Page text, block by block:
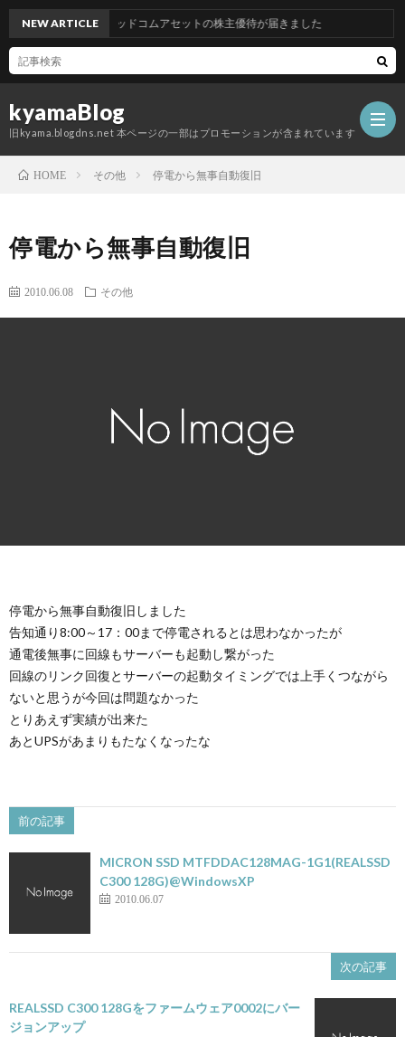
kyamaBlog
旧kyama.blogdns.net 本ページの一部はプロモーションが含まれています
NEW ARTICLEグッドコムアセットの株主優待が届きました
HOME その他 停電から無事自動復旧
停電から無事自動復旧
2010.06.08 その他
停電から無事自動復旧しました
告知通り8:00～17：00まで停電されるとは思わなかったが
通電後無事に回線もサーバーも起動し繋がった
回線のリンク回復とサーバーの起動タイミングでは上手くつながら
ないと思うが今回は問題なかった
とりあえず実績が出来た
あとUPSがあまりもたなくなったな
前の記事
MICRON SSD MTFDDAC128MAG-1G1(REALSSD
C300 128G)@WindowsXP
2010.06.07
次の記事
REALSSD C300 128Gをファームウェア0002にバー
ジョンアップ